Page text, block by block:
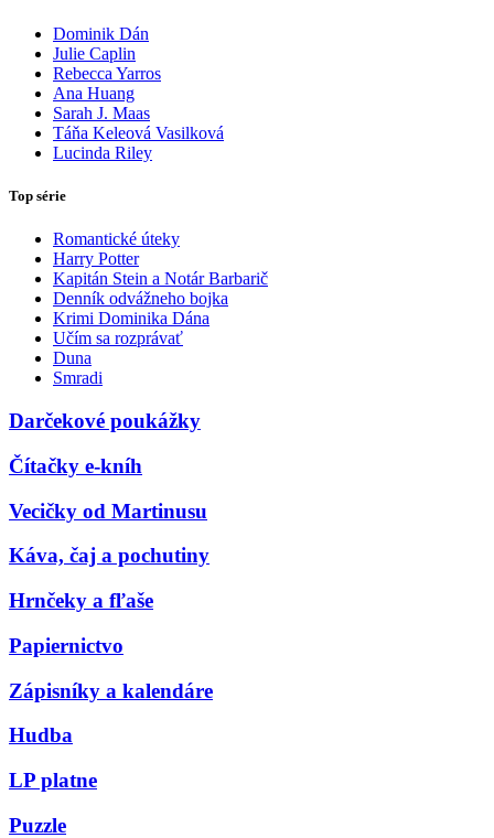
Dominik Dán
Julie Caplin
Rebecca Yarros
Ana Huang
Sarah J. Maas
Táňa Keleová Vasilková
Lucinda Riley
Top série
Romantické úteky
Harry Potter
Kapitán Stein a Notár Barbarič
Denník odvážneho bojka
Krimi Dominika Dána
Učím sa rozprávať
Duna
Smradi
Darčekové poukážky
Čítačky e-kníh
Vecičky od Martinusu
Káva, čaj a pochutiny
Hrnčeky a fľaše
Papiernictvo
Zápisníky a kalendáre
Hudba
LP platne
Puzzle